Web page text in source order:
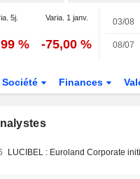
5j. Varia. 1 janv.
% -75,00 %
03/08
08/07
Société Finances
LUCIBEL : Euroland Corporate